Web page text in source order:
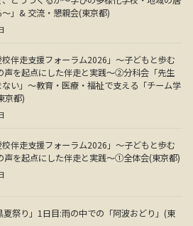
」& 交流・懇親会(東京都)
伴走支援フォーラム2026」～子どもと歩む
声を起点にした伴走と実践～②分科会「先生
い」～教育・医療・福祉で支える「チーム学
京都)
伴走支援フォーラム2026」～子どもと歩む
声を起点にした伴走と実践～①全体会(東京都)
夏祭り」1日目:雨の中での「阿波おどり」(東